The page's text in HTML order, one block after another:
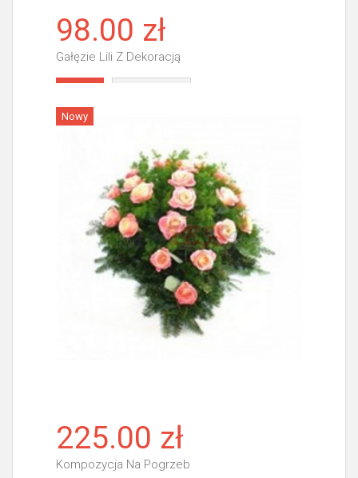
98.00 zł
Gałęzie Lili Z Dekoracją
Nowy
225.00 zł
Kompozycja Na Pogrzeb